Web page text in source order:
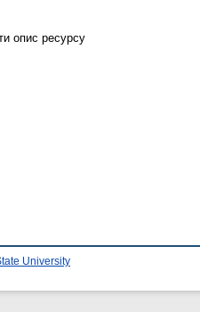
опис ресурсу
University